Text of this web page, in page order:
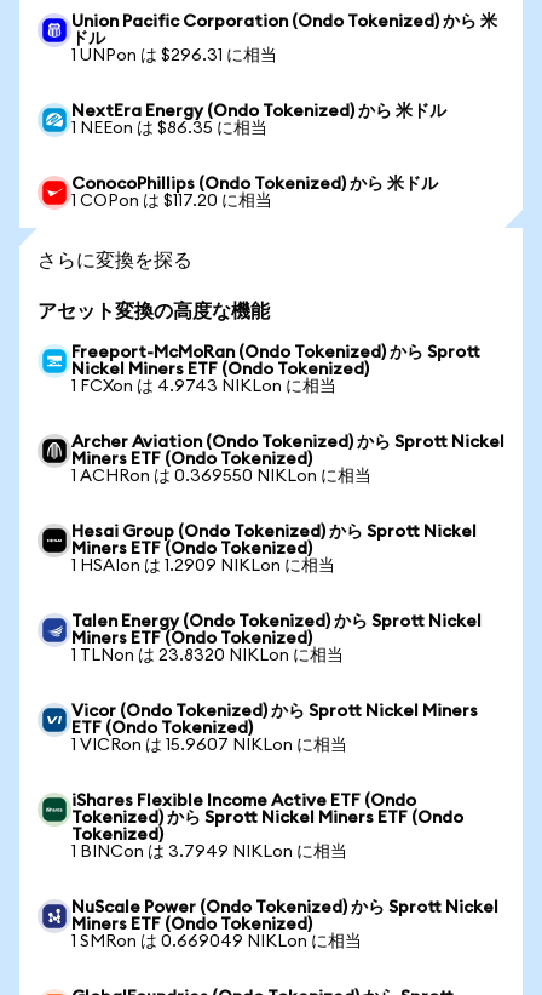
Union Pacific Corporation (Ondo Tokenized) から 米
ドル
1 UNPon は $296.31 に相当
NextEra Energy (Ondo Tokenized) から 米ドル
1 NEEon は $86.35 に相当
ConocoPhillips (Ondo Tokenized) から 米ドル
1 COPon は $117.20 に相当
さらに変換を探る
アセット変換の高度な機能
Freeport-McMoRan (Ondo Tokenized) から Sprott
Nickel Miners ETF (Ondo Tokenized)
1 FCXon は 4.9743 NIKLon に相当
Archer Aviation (Ondo Tokenized) から Sprott Nickel
Miners ETF (Ondo Tokenized)
1 ACHRon は 0.369550 NIKLon に相当
Hesai Group (Ondo Tokenized) から Sprott Nickel
Miners ETF (Ondo Tokenized)
1 HSAIon は 1.2909 NIKLon に相当
Talen Energy (Ondo Tokenized) から Sprott Nickel
Miners ETF (Ondo Tokenized)
1 TLNon は 23.8320 NIKLon に相当
Vicor (Ondo Tokenized) から Sprott Nickel Miners
ETF (Ondo Tokenized)
1 VICRon は 15.9607 NIKLon に相当
iShares Flexible Income Active ETF (Ondo
Tokenized) から Sprott Nickel Miners ETF (Ondo
Tokenized)
1 BINCon は 3.7949 NIKLon に相当
NuScale Power (Ondo Tokenized) から Sprott Nickel
Miners ETF (Ondo Tokenized)
1 SMRon は 0.669049 NIKLon に相当